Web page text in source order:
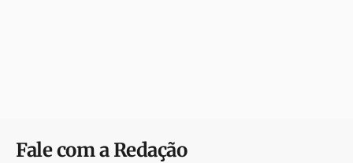
Fale com a Redação